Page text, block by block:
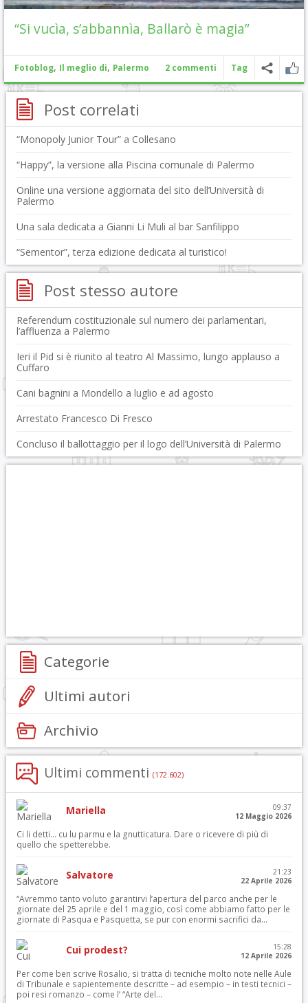
“Si vucìa, s’abbannìa, Ballarò è magia”
Fotoblog, Il meglio di, Palermo 2 commenti Tag
Post correlati
“Monopoly Junior Tour” a Collesano
“Happy”, la versione alla Piscina comunale di Palermo
Online una versione aggiornata del sito dell’Università di
Palermo
Una sala dedicata a Gianni Li Muli al bar Sanfilippo
“Sementor”, terza edizione dedicata al turistico!
Post stesso autore
Referendum costituzionale sul numero dei parlamentari,
l’affluenza a Palermo
Ieri il Pid si è riunito al teatro Al Massimo, lungo applauso a
Cuffaro
Cani bagnini a Mondello a luglio e ad agosto
Arrestato Francesco Di Fresco
Concluso il ballottaggio per il logo dell’Università di Palermo
Categorie
Ultimi autori
Archivio
Ultimi commenti (172.602)
Mariella
09:37
12 Maggio 2026
Ci li detti… cu lu parmu e la gnutticatura. Dare o ricevere di più di
quello che spetterebbe.
Salvatore
21:23
22 Aprile 2026
“Avremmo tanto voluto garantirvi l’apertura del parco anche per le
giornate del 25 aprile e del 1 maggio, così come abbiamo fatto per le
giornate di Pasqua e Pasquetta, se pur con enormi sacrifici da...
Cui prodest?
15:28
12 Aprile 2026
Per come ben scrive Rosalio, si tratta di tecniche molto note nelle Aule
di Tribunale e sapientemente descritte – ad esempio – in testi tecnici –
poi resi romanzo – come l’ “Arte del...